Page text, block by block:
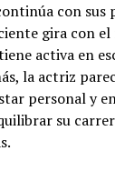
con sus
gira con el
activa en
la actriz
personal y
su